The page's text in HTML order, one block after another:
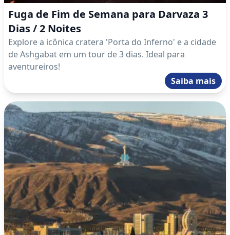
Fuga de Fim de Semana para Darvaza 3
Dias / 2 Noites
Explore a icônica cratera 'Porta do Inferno' e a cidade
de Ashgabat em um tour de 3 dias. Ideal para
aventureiros!
Saiba mais